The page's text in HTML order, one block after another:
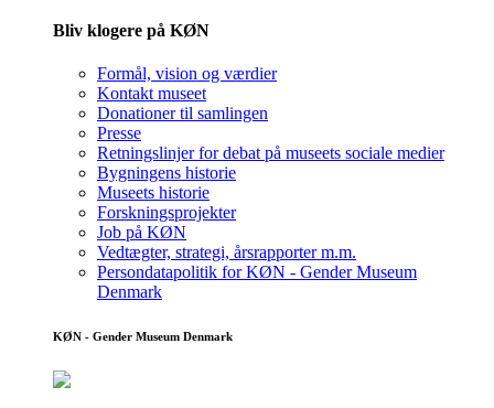
Bliv klogere på KØN
Formål, vision og værdier
Kontakt museet
Donationer til samlingen
Presse
Retningslinjer for debat på museets sociale medier
Bygningens historie
Museets historie
Forskningsprojekter
Job på KØN
Vedtægter, strategi, årsrapporter m.m.
Persondatapolitik for KØN - Gender Museum
Denmark
KØN - Gender Museum Denmark